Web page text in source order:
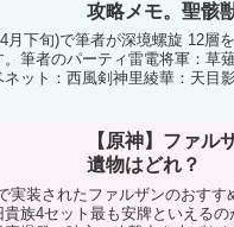
攻略メモ。聖骸
月下旬)で筆者が深境螺旋 12層
筆者のパーティ雷電将軍：草
ネット：西風剣神里綾華：天目
【原神】ファル
遺物はどれ？
実装されたファルザンのおすす
族4セット最も安牌といえる